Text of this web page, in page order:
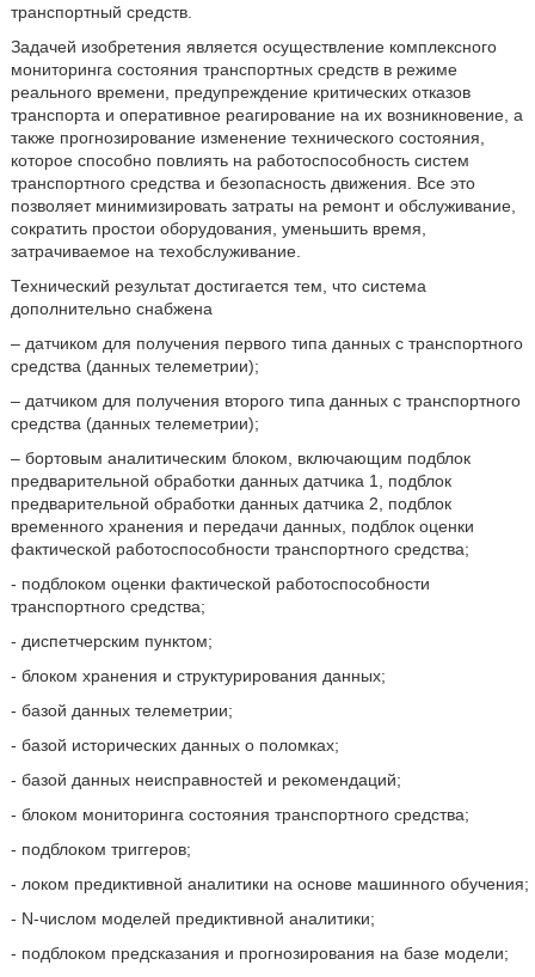
транспортный средств.
Задачей изобретения является осуществление комплексного
мониторинга состояния транспортных средств в режиме
реального времени, предупреждение критических отказов
транспорта и оперативное реагирование на их возникновение, а
также прогнозирование изменение технического состояния,
которое способно повлиять на работоспособность систем
транспортного средства и безопасность движения. Все это
позволяет минимизировать затраты на ремонт и обслуживание,
сократить простои оборудования, уменьшить время,
затрачиваемое на техобслуживание.
Технический результат достигается тем, что система
дополнительно снабжена
– датчиком для получения первого типа данных с транспортного
средства (данных телеметрии);
– датчиком для получения второго типа данных с транспортного
средства (данных телеметрии);
– бортовым аналитическим блоком, включающим подблок
предварительной обработки данных датчика 1, подблок
предварительной обработки данных датчика 2, подблок
временного хранения и передачи данных, подблок оценки
фактической работоспособности транспортного средства;
- подблоком оценки фактической работоспособности
транспортного средства;
- диспетчерским пунктом;
- блоком хранения и структурирования данных;
- базой данных телеметрии;
- базой исторических данных о поломках;
- базой данных неисправностей и рекомендаций;
- блоком мониторинга состояния транспортного средства;
- подблоком триггеров;
- локом предиктивной аналитики на основе машинного обучения;
- N-числом моделей предиктивной аналитики;
- подблоком предсказания и прогнозирования на базе модели;